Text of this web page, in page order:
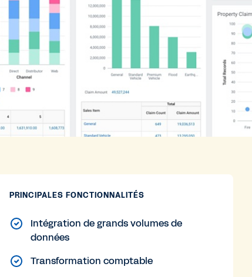
PRINCIPALES FONCTIONNALITÉS
Intégration de grands volumes de
données
Transformation comptable